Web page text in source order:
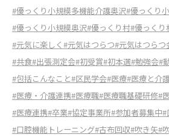
#優っくり小規模多機能介護奥沢#優っくり
#優っくり小規模奥沢#優っくり村#優っくり
#元気に楽しく #元気はつらつ#元気はつらつ
#共食#出張測定会#初受賞#初本選#勉強会#
#包括こんなこと#区民学会#医療#医療と介
#医療・介護連携#医療職#医療職基礎研修#
#医療連携#卒業#協定事業所#参加者募集中#
#口腔機能トレーニング#古布回収#吹き矢#